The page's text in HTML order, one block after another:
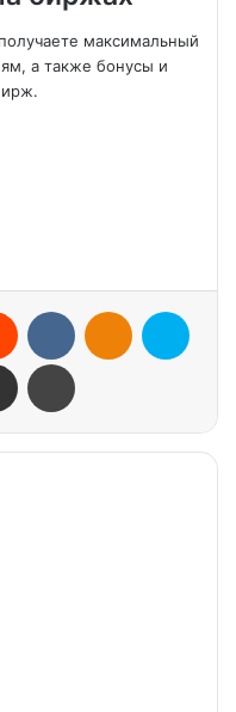
максимальный
а также бонусы и